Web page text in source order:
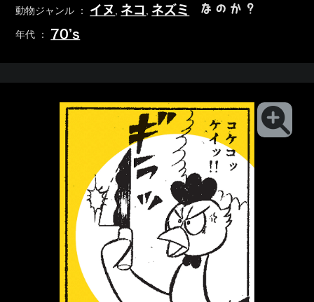
動物ジャンル ： イヌ ネコ ネズミ なのか？
年代 ： 70’s